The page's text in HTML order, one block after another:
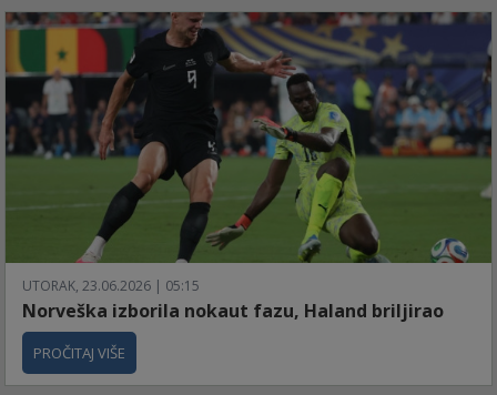
UTORAK, 23.06.2026 | 05:15
Norveška izborila nokaut fazu, Haland briljirao
PROČITAJ VIŠE